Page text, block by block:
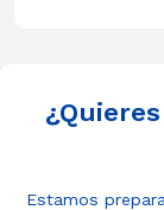
Estamos